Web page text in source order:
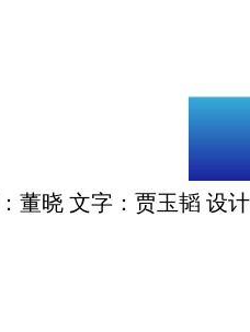
董晓 文字：贾玉韬 设